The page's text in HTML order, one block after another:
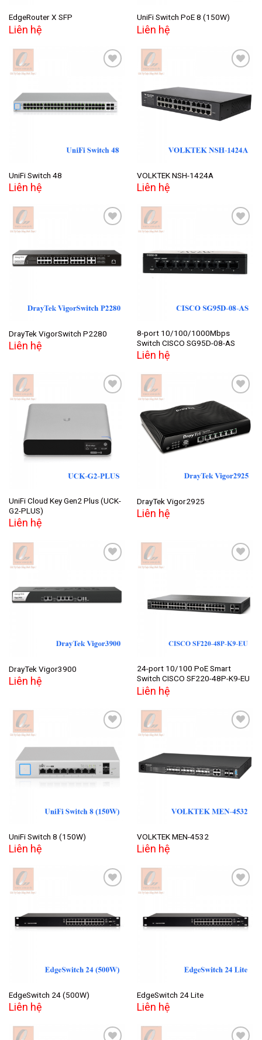
EdgeRouter X SFP
Liên hệ
UniFi Switch PoE 8 (150W)
Liên hệ
Add to
wishlist
UniFi Switch 48
Liên hệ
Add to
wishlist
VOLKTEK NSH-1424A
Liên hệ
Add to
wishlist
DrayTek VigorSwitch P2280
Liên hệ
Add to
wishlist
8-port 10/100/1000Mbps
Switch CISCO SG95D-08-AS
Liên hệ
Add to
wishlist
UniFi Cloud Key Gen2 Plus (UCK-
G2-PLUS)
Liên hệ
Add to
wishlist
DrayTek Vigor2925
Liên hệ
Add to
DrayTek Vigor3900
Liên hệ
wishlist
24-port 10/100 PoE Smart
Switch CISCO SF220-48P-K9-EU
Liên hệ
Add to
wishlist
UniFi Switch 8 (150W)
Liên hệ
Add to
wishlist
VOLKTEK MEN-4532
Liên hệ
Add to
wishlist
EdgeSwitch 24 (500W)
Liên hệ
Add to
wishlist
EdgeSwitch 24 Lite
Liên hệ